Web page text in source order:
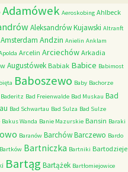
Adamówek Aeroskobing Ahlbeck
Aleksandrów Kujawski Altranft
Amsterdam Andzin Anielin Anklam
Arcelin Arciechów Arkadia
Augustówek Babiak Babice Babimost
Baboszewo Baby Bachorze
Baderitz Bad Freienwalde Bad Muskau Bad
Bad Schwartau Bad Sulza Bad Sulze
Bakus Wanda Banie Mazurskie Bansin Baraki
Baranów BarchówBarczewo Bardo
Bartków Bartniczka Bartniki Bartodzieje
Bartąg Bartążek Bartłomiejowice